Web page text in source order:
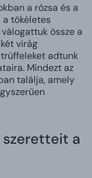
a rózsa és a
tökéletes
össze a
virág
adtunk
Mindezt az
találja, amely
szeretteit a